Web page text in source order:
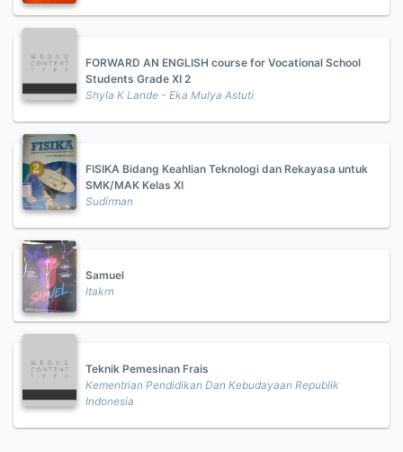
FORWARD AN ENGLISH course for Vocational School
Students Grade XI 2
Shyla K Lande - Eka Mulya Astuti
FISIKA Bidang Keahlian Teknologi dan Rekayasa untuk
SMK/MAK Kelas XI
Sudirman
Samuel
Itakrn
Teknik Pemesinan Frais
Kementrian Pendidikan Dan Kebudayaan Republik
Indonesia